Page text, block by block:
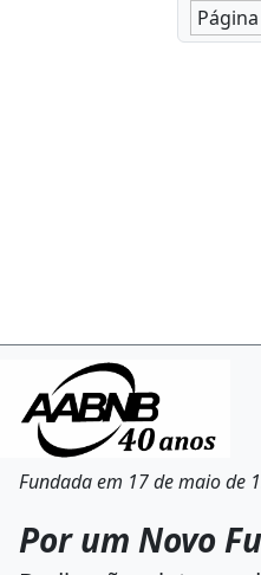
Fundada em 17 de maio de
Por um Novo